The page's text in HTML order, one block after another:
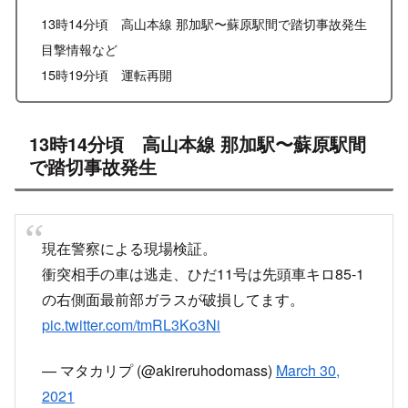
X Facebook はてブ
LINE
2021.03.30
スポンサーリンク